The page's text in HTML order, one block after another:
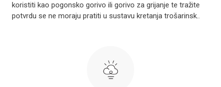
koristiti kao pogonsko gorivo ili gorivo za grijanje te tražite
potvrdu se ne moraju pratiti u sustavu kretanja trošarinsk..